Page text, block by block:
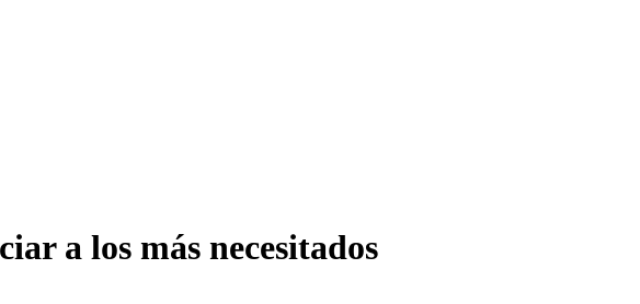
a los más necesitados